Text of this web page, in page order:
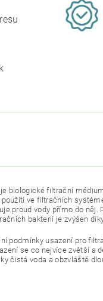
biologické filtrační
ve filtračních
proud vody přímo do něj.
bakterií je zvýšen
podmínky usazení pro
se co nejvíce zvětší a
čistá voda a obzvláště